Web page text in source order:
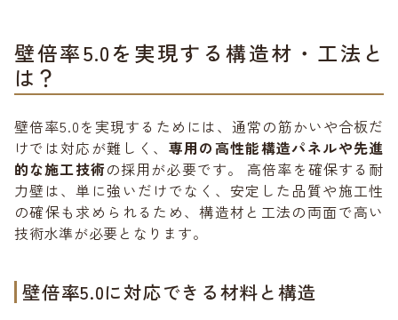
壁倍率5.0を実現する構造材・工法と
は？
壁倍率5.0を実現するためには、通常の筋かいや合板だ
けでは対応が難しく、 専用の高性能構造パネルや先進
的な施工技術の採用が必要です。 高倍率を確保する耐
力壁は、単に強いだけでなく、安定した品質や施工性
の確保も求められるため、構造材と工法の両面で高い
技術水準が必要となります。
壁倍率5.0に対応できる材料と構造